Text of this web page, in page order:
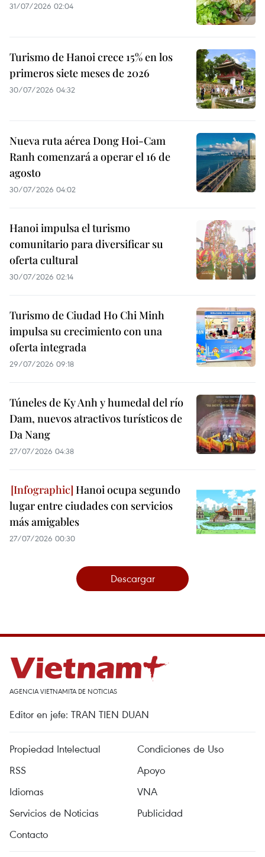
31/07/2026 02:04
Turismo de Hanoi crece 15% en los
primeros siete meses de 2026
30/07/2026 04:32
Nueva ruta aérea Dong Hoi-Cam
Ranh comenzará a operar el 16 de
agosto
30/07/2026 04:02
Hanoi impulsa el turismo
comunitario para diversificar su
oferta cultural
30/07/2026 02:14
Turismo de Ciudad Ho Chi Minh
impulsa su crecimiento con una
oferta integrada
29/07/2026 09:18
Túneles de Ky Anh y humedal del río
Dam, nuevos atractivos turísticos de
Da Nang
27/07/2026 04:38
Hanoi ocupa segundo
lugar entre ciudades con servicios
más amigables
27/07/2026 00:30
Descargar
AGENCIA VIETNAMITA DE NOTICIAS
Editor en jefe: TRAN TIEN DUAN
Propiedad Intelectual
Condiciones de Uso
RSS
Apoyo
Idiomas
VNA
Servicios de Noticias
Publicidad
Contacto